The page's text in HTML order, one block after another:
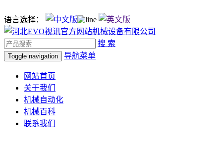
语言选择：
搜 索
Toggle navigation 导航菜单
网站首页
关于我们
机械自动化
机械百科
联系我们